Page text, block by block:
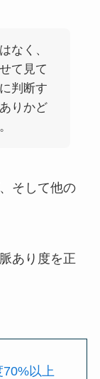
なく、
て見て
判断す
りかど
そして他の
あり度を正
以上